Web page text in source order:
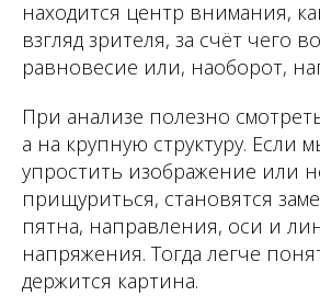
находится центр внимания,
взгляд зрителя, за счёт чего
равновесие или, наоборот,
При анализе полезно
а на крупную структуру. Если
упростить изображение или
прищуриться, становятся
пятна, направления, оси и
напряжения. Тогда легче
держится картина.